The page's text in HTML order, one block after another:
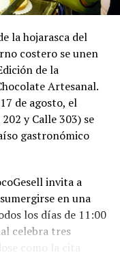
la hojarasca del
costero se unen
de la
Artesanal.
de agosto, el
y Calle 303) se
gastronómico
invita a
en una
los días de 11:00
celebra tres
como la cita